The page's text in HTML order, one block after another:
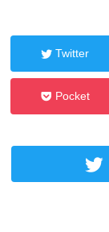
Twitter
Pocket